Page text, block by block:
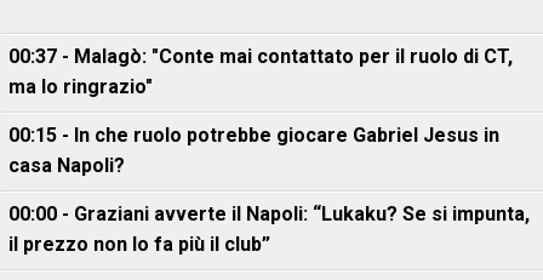
00:37 - Malagò: "Conte mai contattato per il ruolo di CT,
ma lo ringrazio"
00:15 - In che ruolo potrebbe giocare Gabriel Jesus in
casa Napoli?
00:00 - Graziani avverte il Napoli: “Lukaku? Se si impunta,
il prezzo non lo fa più il club”